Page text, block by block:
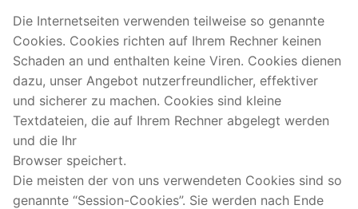
Die Internetseiten verwenden teilweise so genannte
Cookies. Cookies richten auf Ihrem Rechner keinen
Schaden an und enthalten keine Viren. Cookies dienen
dazu, unser Angebot nutzerfreundlicher, effektiver
und sicherer zu machen. Cookies sind kleine
Textdateien, die auf Ihrem Rechner abgelegt werden
und die Ihr
Browser speichert.
Die meisten der von uns verwendeten Cookies sind so
genannte “Session-Cookies”. Sie werden nach Ende